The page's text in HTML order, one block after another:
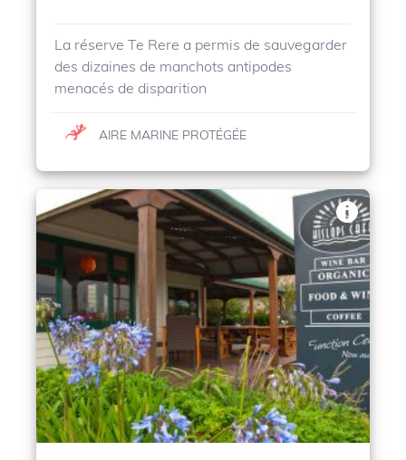
La réserve Te Rere a permis de sauvegarder
des dizaines de manchots antipodes
menacés de disparition
AIRE MARINE PROTÉGÉE